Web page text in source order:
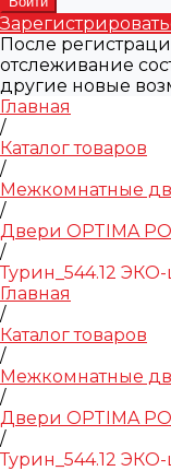
После
отслеживание
другие новые
Главная
/
Каталог товаров
/
Межкомнатные
/
Двери OPTIMA
/
Турин_544.12
Главная
/
Каталог товаров
/
Межкомнатные
/
Двери OPTIMA
/
Турин_544.12